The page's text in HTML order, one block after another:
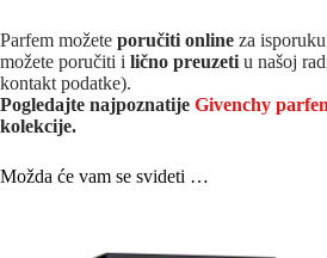
Parfem možete poručiti online za
možete poručiti i lično preuzeti u našoj
kontakt podatke).
Pogledajte najpoznatije Givenchy
kolekcije.
Možda će vam se svideti …